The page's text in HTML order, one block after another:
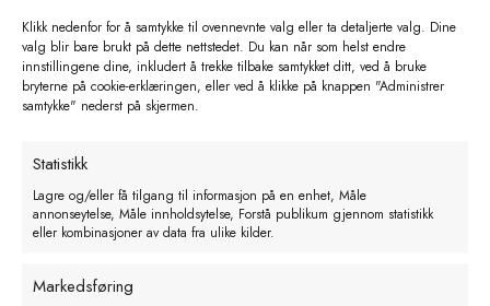
Klikk nedenfor for å samtykke til ovennevnte valg eller ta detaljerte valg. Dine
valg blir bare brukt på dette nettstedet. Du kan når som helst endre
innstillingene dine, inkludert å trekke tilbake samtykket ditt, ved å bruke
bryterne på cookie-erklæringen, eller ved å klikke på knappen "Administrer
samtykke" nederst på skjermen.
Statistikk
Lagre og/eller få tilgang til informasjon på en enhet, Måle
annonseytelse, Måle innholdsytelse, Forstå publikum gjennom statistikk
eller kombinasjoner av data fra ulike kilder.
Markedsføring
kr 25500,00 eks. MVA